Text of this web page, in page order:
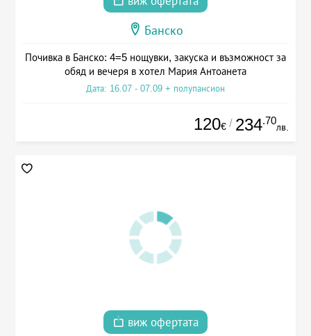
Банско
Почивка в Банско: 4=5 нощувки, закуска и възможност за
обяд и вечеря в хотел Мария Антоанета
Дата: 16.07 - 07.09 + полупансион
120€ / 234.70
лв.
виж офертата